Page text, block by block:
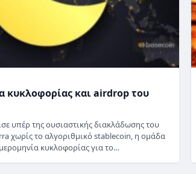
κυκλοφορίας και airdrop του
υπέρ της ουσιαστικής διακλάδωσης του
χωρίς το αλγοριθμικό stablecoin, η ομάδα
κυκλοφορίας για το…